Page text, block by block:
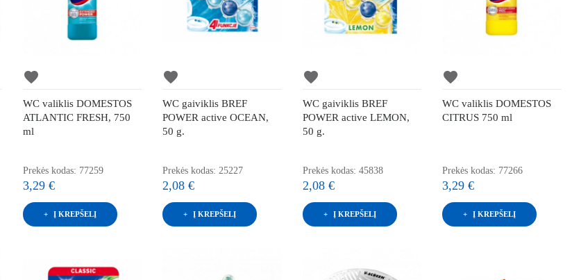
favorite
WC valiklis DOMESTOS
ATLANTIC FRESH, 750
ml
Prekės kodas: 77259
3,29 €
Į KREPŠELĮ
favorite
WC gaiviklis BREF
POWER active OCEAN,
50 g.
Prekės kodas: 25227
2,08 €
Į KREPŠELĮ
favorite
WC gaiviklis BREF
POWER active LEMON,
50 g.
Prekės kodas: 45838
2,08 €
Į KREPŠELĮ
favorite
WC valiklis DOMESTOS
CITRUS 750 ml
Prekės kodas: 77266
3,29 €
Į KREPŠELĮ